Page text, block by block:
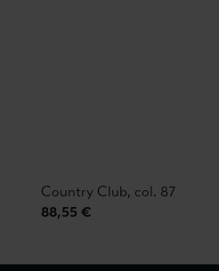
Country Club, col. 87
88,55 €